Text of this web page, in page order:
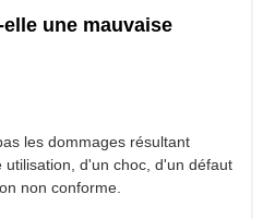
une mauvaise
les dommages résultant
d'un choc, d'un défaut
non conforme.